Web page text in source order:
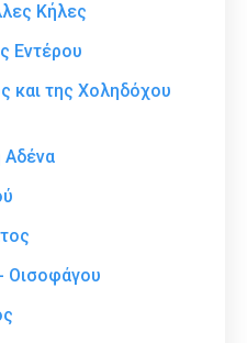
Κήλες
Εντέρου
και της Χοληδόχου
Αδένα
Οισοφάγου